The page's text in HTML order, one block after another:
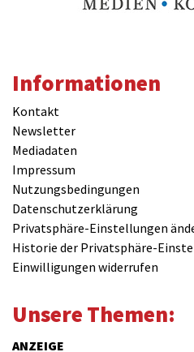
Informationen
Kontakt
Newsletter
Mediadaten
Impressum
Nutzungsbedingungen
Datenschutzerklärung
Privatsphäre-Einstellungen
Historie der Privatsphäre-
Einwilligungen widerrufen
Unsere Themen:
ANZEIGE